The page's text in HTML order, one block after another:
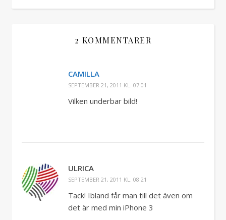
2 KOMMENTARER
CAMILLA
SEPTEMBER 21, 2011 KL. 07:01
Vilken underbar bild!
ULRICA
SEPTEMBER 21, 2011 KL. 08:21
Tack! Ibland får man till det även om
det är med min iPhone 3